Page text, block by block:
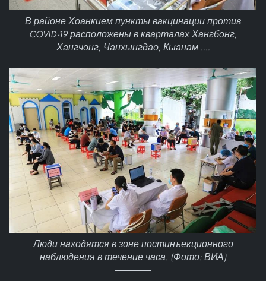
В районе Хоанкием пункты вакцинации против
COVID-19 расположены в кварталах Хангбонг,
Хангчонг, Чанхынгдао, Кыанам ....
Люди находятся в зоне постинъекционного
наблюдения в течение часа. (Фото: ВИА)